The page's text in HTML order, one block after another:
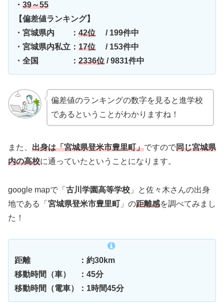
・ 39～55
【偏差値ランキング】
・宮城県内 ： 42位 / 199件中
・宮城県内私立： 17位 / 153件中
・全国 ： 2336位 / 9831件中
偏差値のランキングの数字を見ると進学校
であるということがわかりますね！
また、 出身は「宮城県登米市豊里町」ですので同じ宮城県
内の高校に通っていたということになります。
google mapで「 古川学園高等学校 」と佐々木さんの出身
地である「 宮城県登米市豊里町 」の距離感を調べてみまし
た！
距離 ：約30km
移動時間（車） ：45分
移動時間（電車）：1時間45分